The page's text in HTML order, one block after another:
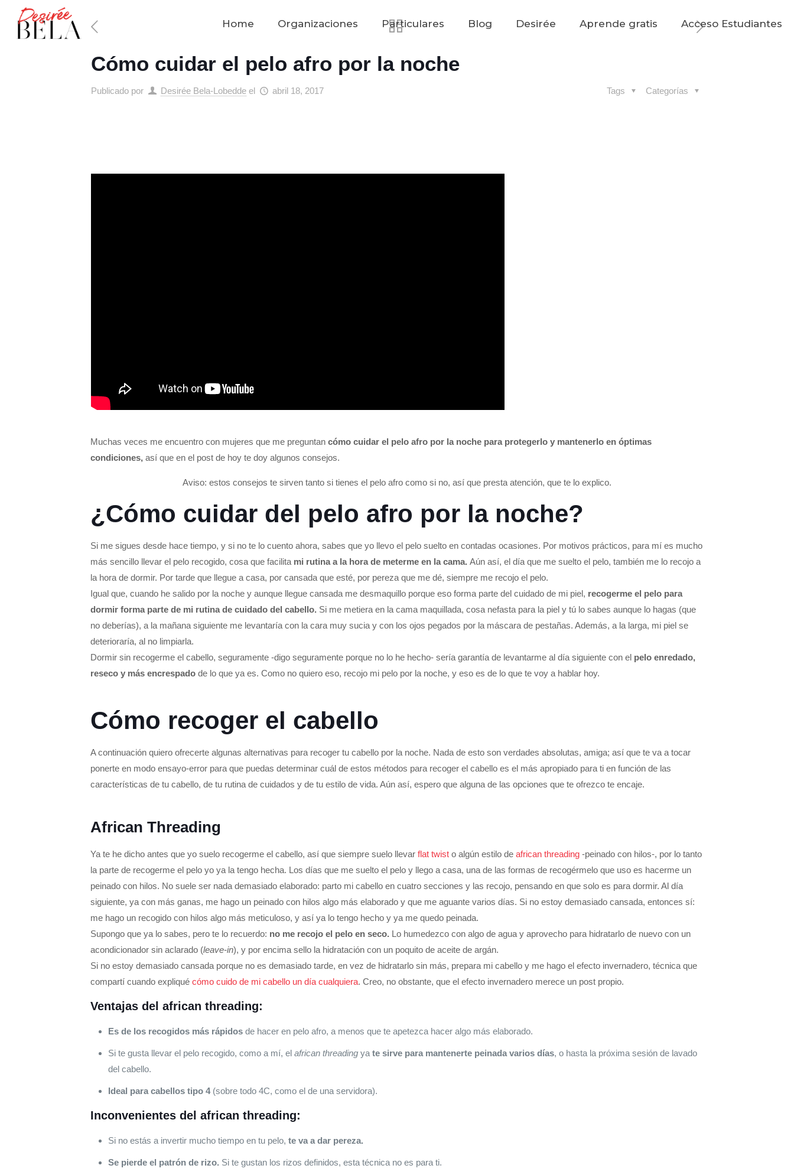
Home Organizaciones Particulares Blog Desirée Aprende gratis Acceso Estudiantes
Cómo cuidar el pelo afro por la noche
Publicado por Desirée Bela-Lobedde el abril 18, 2017 Categorías
Tags
Muchas veces me encuentro con mujeres que me preguntan cómo cuidar el pelo afro por la noche para protegerlo y mantenerlo en óptimas
condiciones,así que en el post de hoy te doy algunos consejos.
Aviso: estos consejos te sirven tanto si tienes el pelo afro como si no, así que presta atención, que te lo explico.
¿Cómo cuidar del pelo afro por la noche?
Si me sigues desde hace tiempo, y si no te lo cuento ahora, sabes que yo llevo el pelo suelto en contadas ocasiones. Por motivos prácticos, para mí es mucho
más sencillo llevar el pelo recogido, cosa que facilita mi rutina a la hora de meterme en la cama. Aún así, el día que me suelto el pelo, también me lo recojo a
la hora de dormir. Por tarde que llegue a casa, por cansada que esté, por pereza que me dé, siempre me recojo el pelo.
Igual que, cuando he salido por la noche y aunque llegue cansada me desmaquillo porque eso forma parte del cuidado de mi piel, recogerme el pelo para
dormir forma parte de mi rutina de cuidado del cabello. Si me metiera en la cama maquillada, cosa nefasta para la piel y tú lo sabes aunque lo hagas (que
no deberías), a la mañana siguiente me levantaría con la cara muy sucia y con los ojos pegados por la máscara de pestañas. Además, a la larga, mi piel se
deterioraría, al no limpiarla.
Dormir sin recogerme el cabello, seguramente -digo seguramente porque no lo he hecho- sería garantía de levantarme al día siguiente con el pelo enredado,
reseco y más encrespadode lo que ya es. Como no quiero eso, recojo mi pelo por la noche, y eso es de lo que te voy a hablar hoy.
Cómo recoger el cabello
A continuación quiero ofrecerte algunas alternativas para recoger tu cabello por la noche. Nada de esto son verdades absolutas, amiga; así que te va a tocar
ponerte en modo ensayo-error para que puedas determinar cuál de estos métodos para recoger el cabello es el más apropiado para ti en función de las
características de tu cabello, de tu rutina de cuidados y de tu estilo de vida. Aún así, espero que alguna de las opciones que te ofrezco te encaje.
African Threading
Ya te he dicho antes que yo suelo recogerme el cabello, así que siempre suelo llevar flat twisto algún estilo de african threading-peinado con hilos-, por lo tanto
la parte de recogerme el pelo yo ya la tengo hecha. Los días que me suelto el pelo y llego a casa, una de las formas de recogérmelo que uso es hacerme un
peinado con hilos. No suele ser nada demasiado elaborado: parto mi cabello en cuatro secciones y las recojo, pensando en que solo es para dormir. Al día
siguiente, ya con más ganas, me hago un peinado con hilos algo más elaborado y que me aguante varios días. Si no estoy demasiado cansada, entonces sí:
me hago un recogido con hilos algo más meticuloso, y así ya lo tengo hecho y ya me quedo peinada.
Supongo que ya lo sabes, pero te lo recuerdo: no me recojo el pelo en seco. Lo humedezco con algo de agua y aprovecho para hidratarlo de nuevo con un
acondicionador sin aclarado (leave-in), y por encima sello la hidratación con un poquito de aceite de argán.
Si no estoy demasiado cansada porque no es demasiado tarde, en vez de hidratarlo sin más, prepara mi cabello y me hago el efecto invernadero, técnica que
compartí cuando expliqué cómo cuido de mi cabello un día cualquiera. Creo, no obstante, que el efecto invernadero merece un post propio.
Ventajas del african threading:
Es de los recogidos más rápidosde hacer en pelo afro, a menos que te apetezca hacer algo más elaborado.
Si te gusta llevar el pelo recogido, como a mí, el african threadingya te sirve para mantenerte peinada varios días, o hasta la próxima sesión de lavado
del cabello.
Ideal para cabellos tipo 4(sobre todo 4C, como el de una servidora).
Inconvenientes del african threading:
Si no estás a invertir mucho tiempo en tu pelo, te va a dar pereza.
Se pierde el patrón de rizo. Si te gustan los rizos definidos, esta técnica no es para ti.